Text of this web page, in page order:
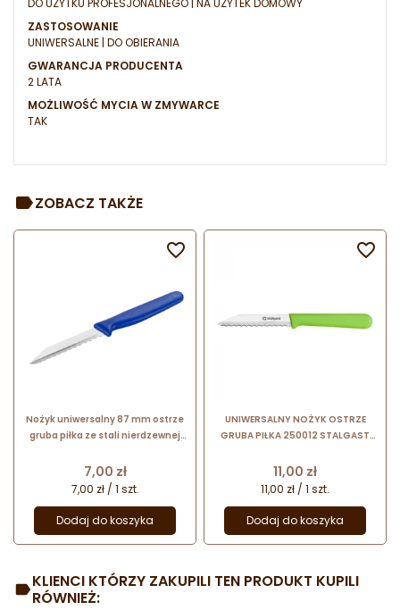
DO UŻYTKU PROFESJONALNEGO | NA UŻYTEK DOMOWY
ZASTOSOWANIE
UNIWERSALNE | DO OBIERANIA
GWARANCJA PRODUCENTA
2 LATA
MOŻLIWOŚĆ MYCIA W ZMYWARCE
TAK
ZOBACZ TAKŻE
Nożyk uniwersalny 87 mm ostrze
gruba piłka ze stali nierdzewnej
Cena
7,00 zł
7,00 zł / 1 szt.
Dodaj do koszyka

UNIWERSALNY NOŻYK OSTRZE
GRUBA PIŁKA 250012 STALGAST
zielonym uchwytem z tworzywa
Cena
11,00 zł
11,00 zł / 1 szt.
Dodaj do koszyka

KLIENCI KTÓRZY ZAKUPILI TEN PRODUKT KUPILI
RÓWNIEŻ: